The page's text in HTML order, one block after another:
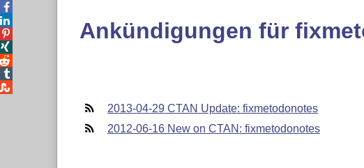
Ankündigungen für
2013-04-29 CTAN Update: fixmetodonotes
2012-06-16 New on CTAN: fixmetodonotes




